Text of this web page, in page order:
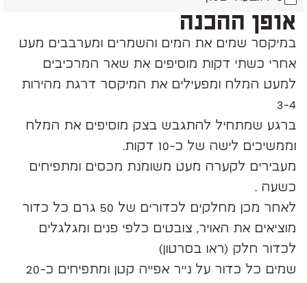
אופן ההכנה
במיקסר שמים את המים והשמרים ומערבבים מעט
אחרי כשתי דקות מוסיפים את שאר המרכיבים
למעט המלח ומפעילים את המיקסר דרגת מהירות
3-4
ברגע שמתחיל להתגבש בצק מוסיפים את המלח
וממשיכים לישה של כ-10 דקות.
מעבירים לקערה מעט משומנת מכסים ומתפיחים
כשעה .
לאחר מכן מחלקים לכדורים של 50 גרם כל כדור
מוציאים את האויר, צובטים כלפי פנים ומגלגלים
לכדור חלק (ראו בסרטון)
שמים כל כדור על נייר אפייה קטן ומתפיחים כ-20